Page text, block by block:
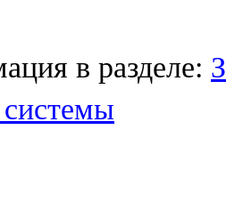
в разделе:
системы